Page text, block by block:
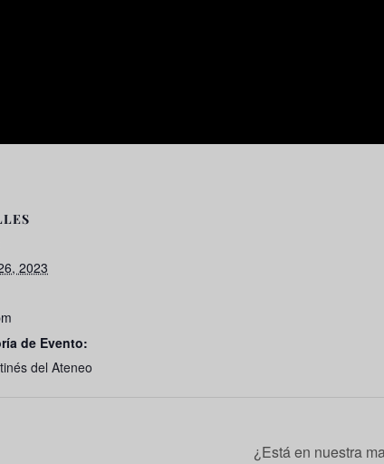
2023
de Evento:
del Ateneo
¿Está en nuestra